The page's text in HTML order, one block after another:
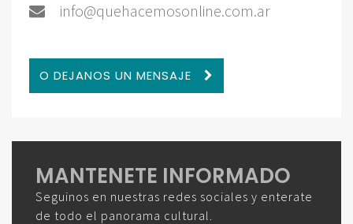
info@quehacemosonline.com.ar
O DEJANOS UN MENSAJE
MANTENETE INFORMADO
Seguinos en nuestras redes sociales y enterate
de todo el panorama cultural.